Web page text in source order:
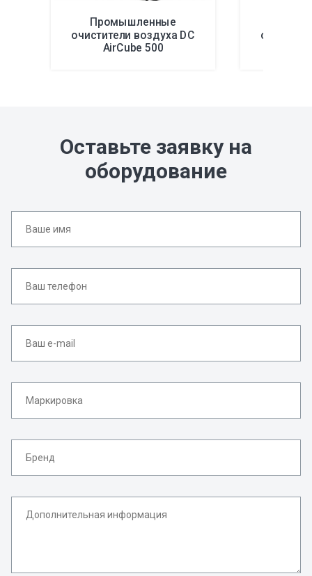
Промышленные
очистители воздуха DC
AirCube 500
Оставьте заявку на
оборудование